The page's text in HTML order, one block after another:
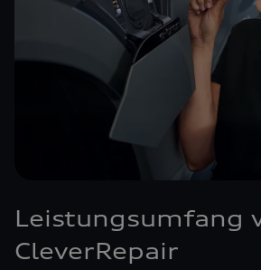
Leistungsumfang
CleverRepair